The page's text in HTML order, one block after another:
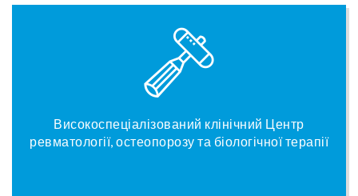
Високоспеціалізований клінічний Центр
ревматології, остеопорозу та біологічної терапії